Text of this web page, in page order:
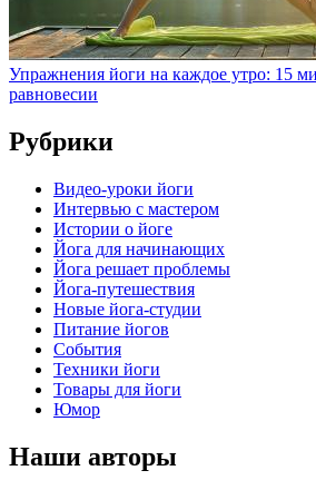
Упражнения йоги на каждое утро: 15
равновесии
Рубрики
Видео-уроки йоги
Интервью с мастером
Истории о йоге
Йога для начинающих
Йога решает проблемы
Йога-путешествия
Новые йога-студии
Питание йогов
События
Техники йоги
Товары для йоги
Юмор
Наши авторы